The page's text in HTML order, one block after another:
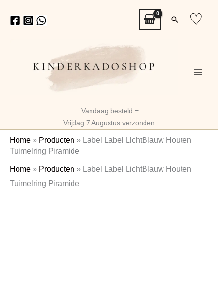
naar
Zoeken
♡
Vandaag besteld =
Vrijdag 7 Augustus verzonden
Home » Producten » Label Label LichtBlauw Houten
Tuimelring Piramide
Home » Producten » Label Label LichtBlauw Houten
Tuimelring Piramide
Label
LichtBlauw